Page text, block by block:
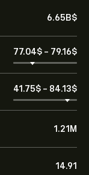
6.65B‎$‎
77.04‎$‎ - 79.16‎$‎
41.75‎$‎ - 84.13‎$‎
1.21M
14.91